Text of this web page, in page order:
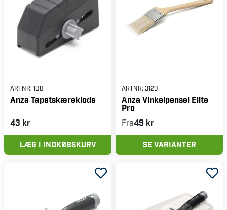
ARTNR: 188
Anza Tapetskæreklods
43 kr
LÆG I INDKØBSKURV
ARTNR: 3129
Anza Vinkelpensel Elite
Pro
Fra49 kr
SE VARIANTER